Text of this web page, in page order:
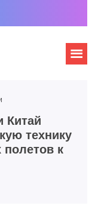
Китай
технику
к